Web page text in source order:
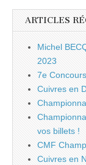
ARTICLES
Michel
2023
7e
Cuivres en
vos billets !
CMF
Cuivres en